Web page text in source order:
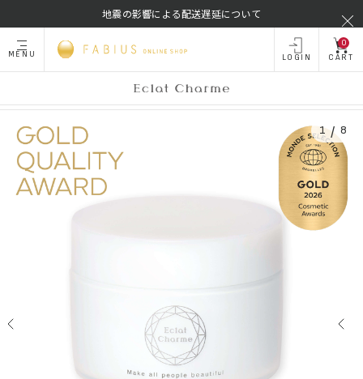
地震の影響による配送遅延について
MENU LOGIN
0
CART
Eclat Charme 60g
1 / 8